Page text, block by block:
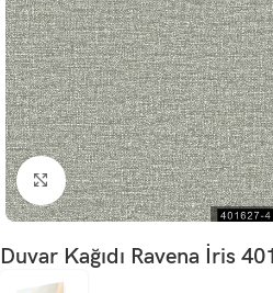
Büyütmek için tıklayın
Duvar Kağıdı Ravena İris